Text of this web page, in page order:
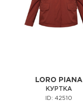
LORO PIANA
КУРТКА
ID: 42510